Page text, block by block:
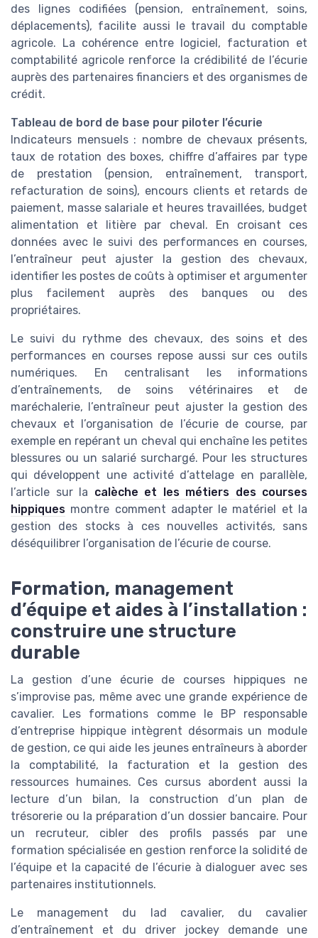
des lignes codifiées (pension, entraînement, soins,
déplacements), facilite aussi le travail du comptable
agricole. La cohérence entre logiciel, facturation et
comptabilité agricole renforce la crédibilité de l’écurie
auprès des partenaires financiers et des organismes de
crédit.
Tableau de bord de base pour piloter l’écurie
Indicateurs mensuels : nombre de chevaux présents,
taux de rotation des boxes, chiffre d’affaires par type
de prestation (pension, entraînement, transport,
refacturation de soins), encours clients et retards de
paiement, masse salariale et heures travaillées, budget
alimentation et litière par cheval. En croisant ces
données avec le suivi des performances en courses,
l’entraîneur peut ajuster la gestion des chevaux,
identifier les postes de coûts à optimiser et argumenter
plus facilement auprès des banques ou des
propriétaires.
Le suivi du rythme des chevaux, des soins et des
performances en courses repose aussi sur ces outils
numériques. En centralisant les informations
d’entraînements, de soins vétérinaires et de
maréchalerie, l’entraîneur peut ajuster la gestion des
chevaux et l’organisation de l’écurie de course, par
exemple en repérant un cheval qui enchaîne les petites
blessures ou un salarié surchargé. Pour les structures
qui développent une activité d’attelage en parallèle,
l’article sur la calèche et les métiers des courses
hippiques montre comment adapter le matériel et la
gestion des stocks à ces nouvelles activités, sans
déséquilibrer l’organisation de l’écurie de course.
Formation, management
d’équipe et aides à l’installation :
construire une structure
durable
La gestion d’une écurie de courses hippiques ne
s’improvise pas, même avec une grande expérience de
cavalier. Les formations comme le BP responsable
d’entreprise hippique intègrent désormais un module
de gestion, ce qui aide les jeunes entraîneurs à aborder
la comptabilité, la facturation et la gestion des
ressources humaines. Ces cursus abordent aussi la
lecture d’un bilan, la construction d’un plan de
trésorerie ou la préparation d’un dossier bancaire. Pour
un recruteur, cibler des profils passés par une
formation spécialisée en gestion renforce la solidité de
l’équipe et la capacité de l’écurie à dialoguer avec ses
partenaires institutionnels.
Le management du lad cavalier, du cavalier
d’entraînement et du driver jockey demande une